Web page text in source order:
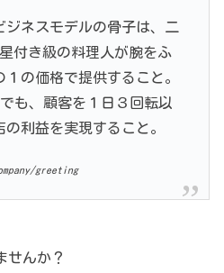
ネスモデルの骨子は、二
付き級の料理人が腕をふ
の価格で提供すること。
も、顧客を１日３回転以
の利益を実現すること。
greeting
せんか？